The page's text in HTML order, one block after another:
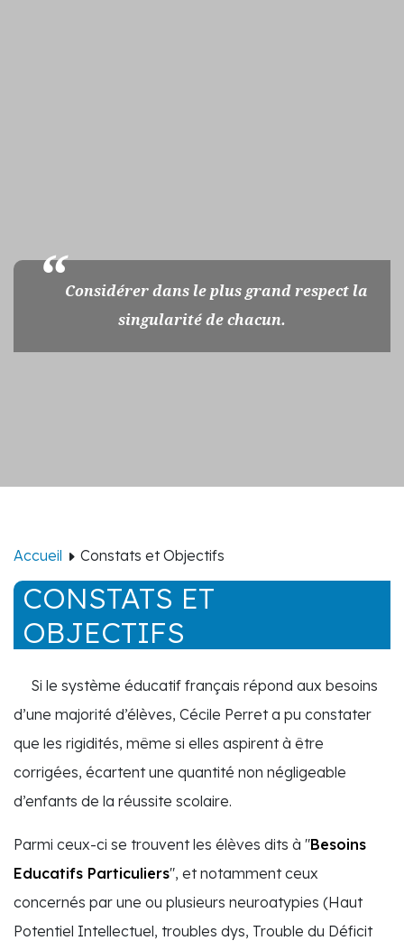
Considérer dans le plus grand respect la
singularité de chacun.
Accueil Constats et Objectifs
CONSTATS ET
OBJECTIFS
Si le système éducatif français répond aux besoins
d’une majorité d’élèves, Cécile Perret a pu constater
que les rigidités, même si elles aspirent à être
corrigées, écartent une quantité non négligeable
d’enfants de la réussite scolaire.
Parmi ceux-ci se trouvent les élèves dits à "Besoins
Educatifs Particuliers", et notamment ceux
concernés par une ou plusieurs neuroatypies (Haut
Potentiel Intellectuel, troubles dys, Trouble du Déficit